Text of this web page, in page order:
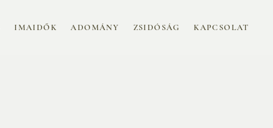
IMAIDŐK ADOMÁNY ZSIDÓSÁG KAPCSOLAT